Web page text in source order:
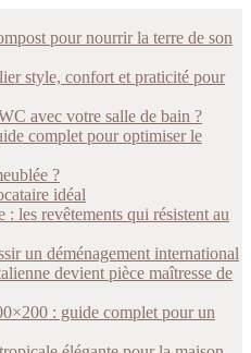
pour nourrir la terre de son
style, confort et praticité pour
avec votre salle de bain ?
complet pour optimiser le
?
idéal
: les revêtements qui résistent au
un déménagement international
devient pièce maîtresse de
: guide complet pour un